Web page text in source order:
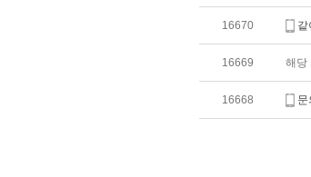
16670 같
16669 해당
16668 문